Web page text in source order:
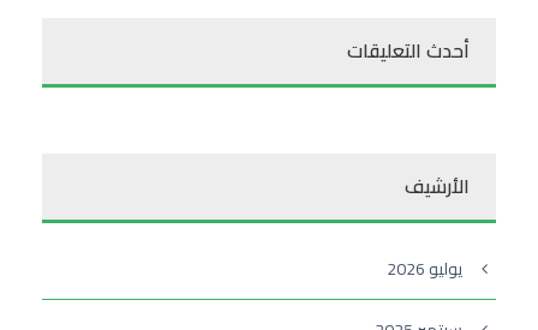
أحدث التعليقات
الأرشيف
يوليو 2026